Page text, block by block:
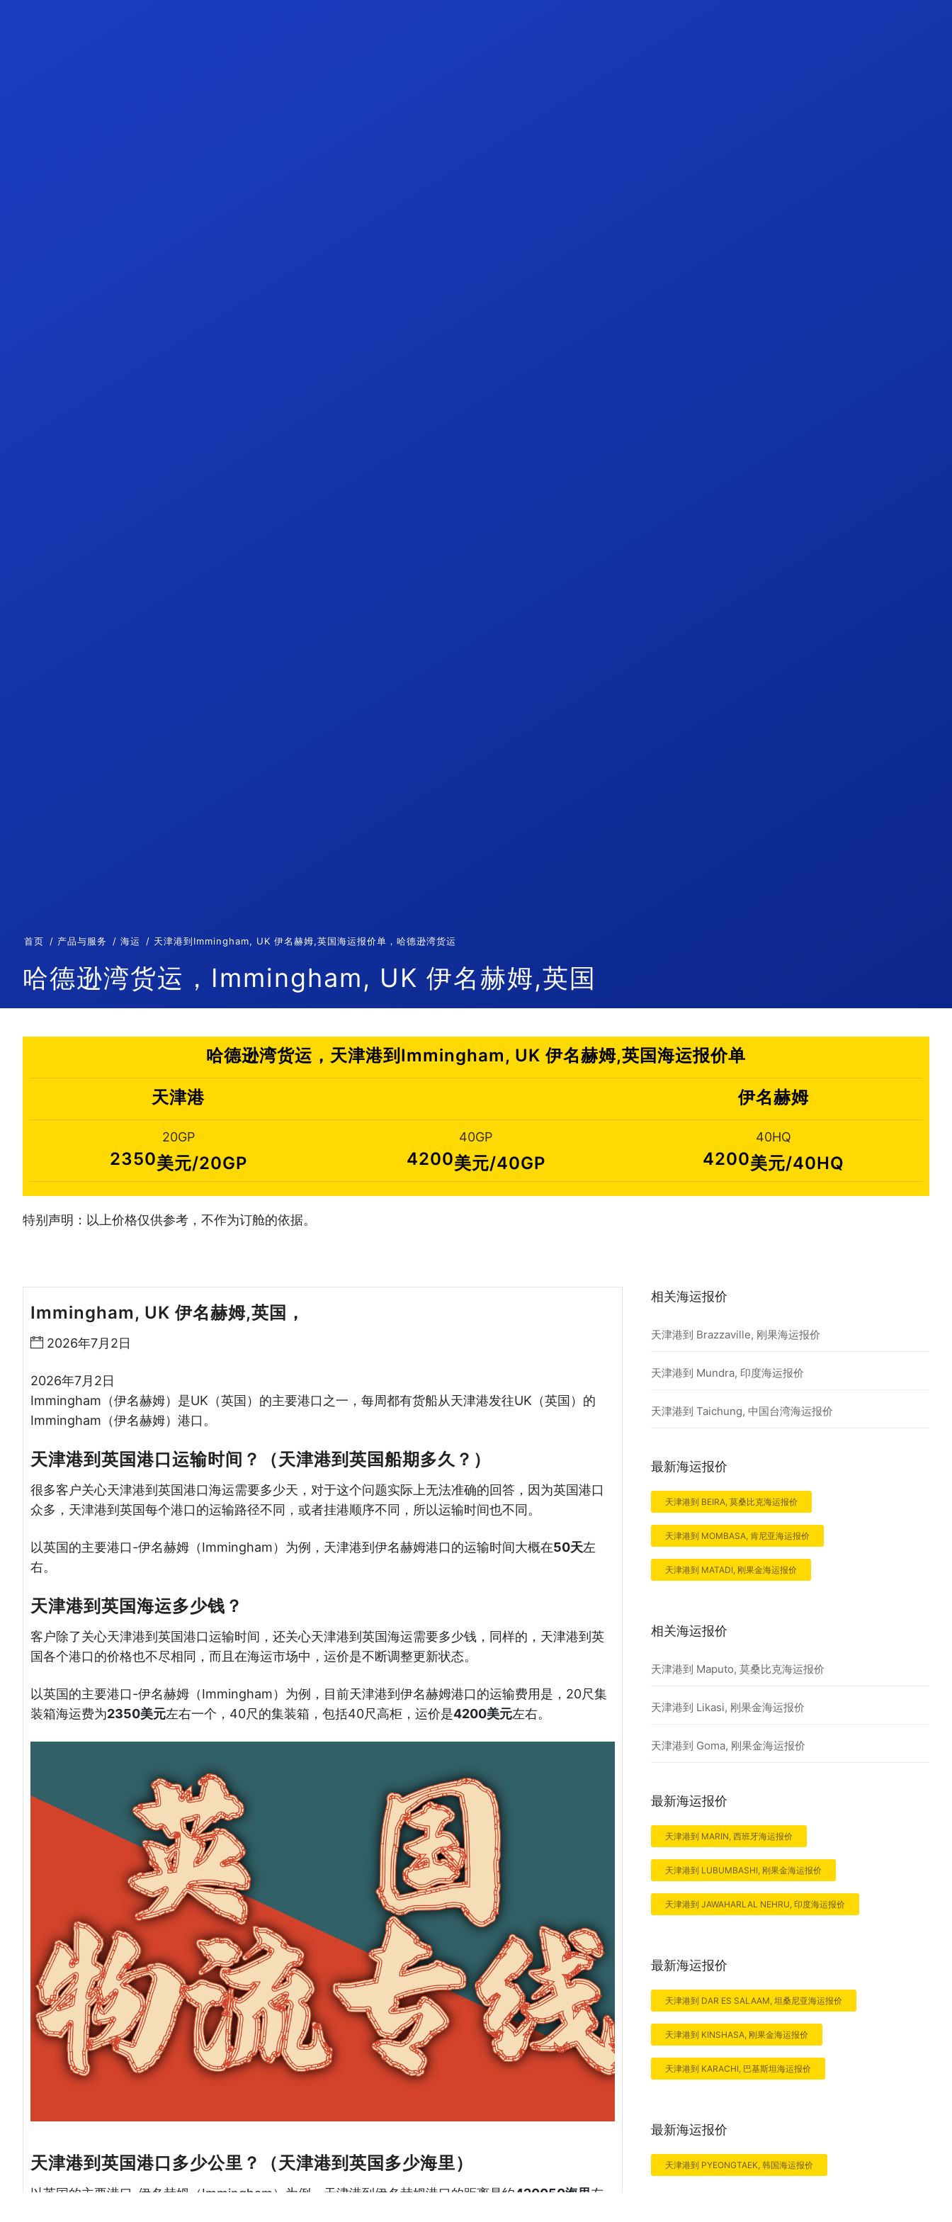
首页 产品与服务 海运 天津港到Immingham, UK 伊名赫姆,英国海运报价单，哈德逊湾货运
哈德逊湾货运，Immingham, UK 伊名赫姆,英国
哈德逊湾货运，天津港到Immingham, UK 伊名赫姆,英国海运报价单
天津港 伊名赫姆
20GP
2350美元/20GP
40GP
4200美元/40GP
40HQ
4200美元/40HQ
特别声明：以上价格仅供参考，不作为订舱的依据。
Immingham, UK 伊名赫姆,英国，
2026年7月2日
2026年7月2日
Immingham（伊名赫姆）是UK（英国）的主要港口之一，每周都有货船从天津港发往UK（英国）的
Immingham（伊名赫姆）港口。
天津港到英国港口运输时间？（天津港到英国船期多久？）
很多客户关心天津港到英国港口海运需要多少天，对于这个问题实际上无法准确的回答，因为英国港口
众多，天津港到英国每个港口的运输路径不同，或者挂港顺序不同，所以运输时间也不同。
以英国的主要港口-伊名赫姆（Immingham）为例，天津港到伊名赫姆港口的运输时间大概在50天左
右。
天津港到英国海运多少钱？
客户除了关心天津港到英国港口运输时间，还关心天津港到英国海运需要多少钱，同样的，天津港到英
国各个港口的价格也不尽相同，而且在海运市场中，运价是不断调整更新状态。
以英国的主要港口-伊名赫姆（Immingham）为例，目前天津港到伊名赫姆港口的运输费用是，20尺集
装箱海运费为2350美元左右一个，40尺的集装箱，包括40尺高柜，运价是4200美元左右。
天津港到英国港口多少公里？（天津港到英国多少海里）
以英国的主要港口-伊名赫姆（Immingham）为例，天津港到伊名赫姆港口的距离是约420050海里左
相关海运报价
天津港到 Brazzaville, 刚果海运报价
天津港到 Mundra, 印度海运报价
天津港到 Taichung, 中国台湾海运报价
最新海运报价
天津港到 BEIRA, 莫桑比克海运报价
天津港到 MOMBASA, 肯尼亚海运报价
天津港到 MATADI, 刚果金海运报价
相关海运报价
天津港到 Maputo, 莫桑比克海运报价
天津港到 Likasi, 刚果金海运报价
天津港到 Goma, 刚果金海运报价
最新海运报价
天津港到 MARIN, 西班牙海运报价
天津港到 LUBUMBASHI, 刚果金海运报价
天津港到 JAWAHARLAL NEHRU, 印度海运报价
最新海运报价
天津港到 DAR ES SALAAM, 坦桑尼亚海运报价
天津港到 KINSHASA, 刚果金海运报价
天津港到 KARACHI, 巴基斯坦海运报价
最新海运报价
天津港到 PYEONGTAEK, 韩国海运报价